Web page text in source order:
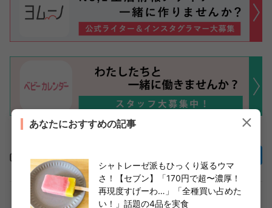
あなたにおすすめの記事
シャトレーゼ派もひっくり返るウマ
さ！【セブン】「170円で超〜濃厚！
再現度すげーわ…」「全種買い占めた
い！」話題の4品を実食